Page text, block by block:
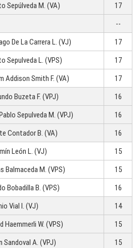
Sepúlveda M. (VA)
17
--
De La Carrera L. (VJ)
17
Sepulveda L. (VPS)
17
Addison Smith F. (VA)
17
Buzeta F. (VPJ)
16
Sepulveda M. (VPJ)
16
Contador B. (VA)
16
León L. (VJ)
15
Balmaceda M. (VPS)
15
Bobadilla B. (VPS)
16
Vial I. (VJ)
14
Haemmerli W. (VPS)
15
Sandoval A. (VPJ)
15